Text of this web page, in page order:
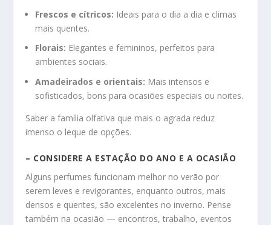
Frescos e cítricos: Ideais para o dia a dia e climas
mais quentes.
Florais: Elegantes e femininos, perfeitos para
ambientes sociais.
Amadeirados e orientais: Mais intensos e
sofisticados, bons para ocasiões especiais ou noites.
Saber a família olfativa que mais o agrada reduz
imenso o leque de opções.
– CONSIDERE A ESTAÇÃO DO ANO E A OCASIÃO
Alguns perfumes funcionam melhor no verão por
serem leves e revigorantes, enquanto outros, mais
densos e quentes, são excelentes no inverno. Pense
também na ocasião — encontros, trabalho, eventos